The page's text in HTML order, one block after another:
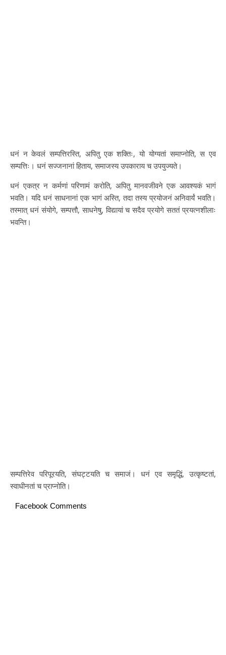
धनं न केवलं सम्पत्तिरस्ति, अपितु एक शक्तिः, यो योग्यतां समाप्नोति, स एव
सम्पत्तिः। धनं सज्जनानां हिताय, समाजस्य उपकाराय च उपयुज्यते।
धनं एकत्र न कर्मणां परिणामं करोति, अपितु मानवजीवने एक आवश्यकं भागं
भवति। यदि धनं साधनानां एक भागं अस्ति, तदा तस्य प्रयोजनं अनिवार्यं भवति।
तस्मात् धनं संयोगे, सम्पत्तौ, साधनेषु, विद्यायां च सदैव प्रयोगे सततं प्रयत्नशीलाः
भवन्ति।
सम्पत्तिरेव परिपूरयति, संघट्टयति च समाजं। धनं एव समृद्धिं, उत्कृष्टतां,
स्वाधीनतां च प्राप्नोति।
Facebook Comments